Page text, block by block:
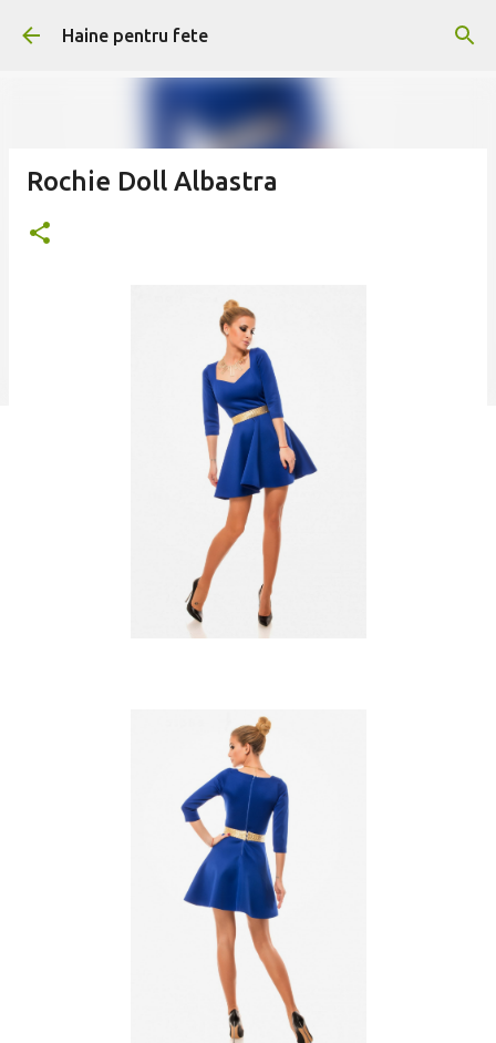
Treceți la conținutul principal
Haine pentru fete
Rochie Doll Albastra